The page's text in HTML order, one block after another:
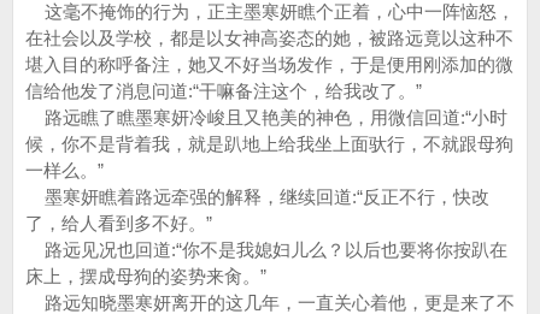
这毫不掩饰的行为，正主墨寒妍瞧个正着，心中一阵恼怒，
在社会以及学校，都是以女神高姿态的她，被路远竟以这种不
堪入目的称呼备注，她又不好当场发作，于是便用刚添加的微
信给他发了消息问道:“干嘛备注这个，给我改了。”
路远瞧了瞧墨寒妍冷峻且又艳美的神色，用微信回道:“小时
候，你不是背着我，就是趴地上给我坐上面驮行，不就跟母狗
一样么。”
墨寒妍瞧着路远牵强的解释，继续回道:“反正不行，快改
了，给人看到多不好。”
路远见况也回道:“你不是我媳妇儿么？以后也要将你按趴在
床上，摆成母狗的姿势来肏。”
路远知晓墨寒妍离开的这几年，一直关心着他，更是来了不